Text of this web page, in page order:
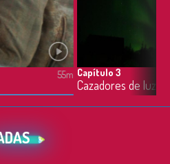
55m Capítulo 3
Cazadores de luz